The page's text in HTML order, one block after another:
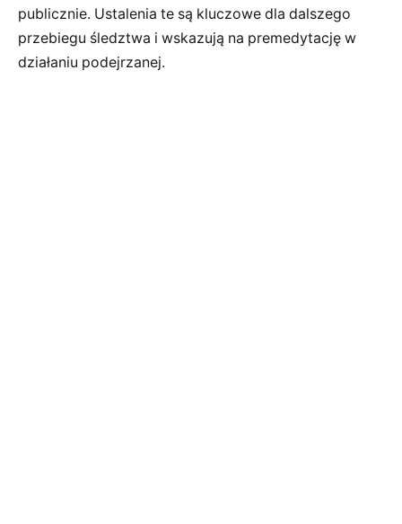
publicznie. Ustalenia te są kluczowe dla dalszego
przebiegu śledztwa i wskazują na premedytację w
działaniu podejrzanej.